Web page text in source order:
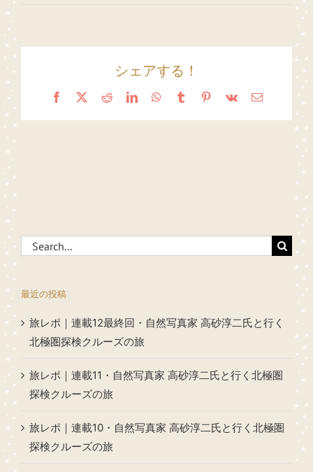
シェアする！
Facebook
X RedditLinkedInWhatsApp
TumblrPinterest
Vk Email
Search
for:
最近の投稿
旅レポ｜連載12最終回・自然写真家 高砂淳二氏と行く
北極圏探検クルーズの旅
旅レポ｜連載11・自然写真家 高砂淳二氏と行く北極圏
探検クルーズの旅
旅レポ｜連載10・自然写真家 高砂淳二氏と行く北極圏
探検クルーズの旅